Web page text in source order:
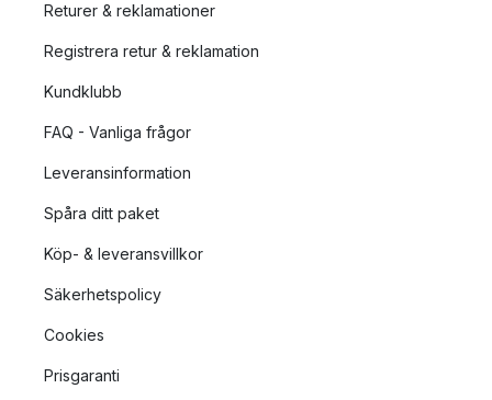
Returer & reklamationer
Registrera retur & reklamation
Kundklubb
FAQ - Vanliga frågor
Leveransinformation
Spåra ditt paket
Köp- & leveransvillkor
Säkerhetspolicy
Cookies
Prisgaranti